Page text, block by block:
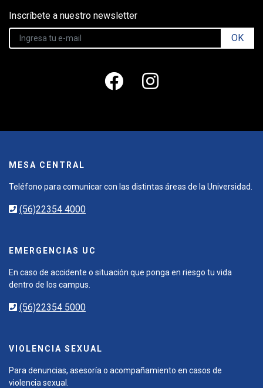
Inscríbete a nuestro newsletter
OK
MESA CENTRAL
Teléfono para comunicar con las distintas áreas de la Universidad.
(56)22354 4000
EMERGENCIAS UC
En caso de accidente o situación que ponga en riesgo tu vida
dentro de los campus.
(56)22354 5000
VIOLENCIA SEXUAL
Para denuncias, asesoría o acompañamiento en casos de
violencia sexual.